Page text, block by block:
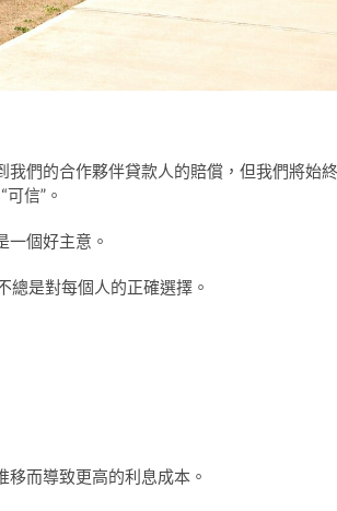
們的合作夥伴貸款人的賠償，但我們將始終
信”。
個好主意。
總是對每個人的正確選擇。
而導致更高的利息成本。